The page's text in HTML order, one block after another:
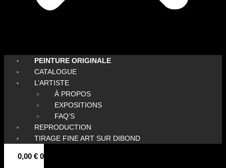
PEINTURE ORIGINALE
CATALOGUE
L’ARTISTE
À PROPOS
EXPOSITIONS
FAQ’S
REPRODUCTION
TIRAGE FINE ART SUR DIBOND
0,00 € 0